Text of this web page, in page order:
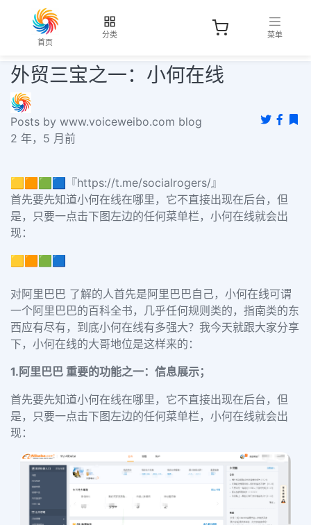
首页
分类 菜单
外贸三宝之一：小何在线
Posts by www.voiceweibo.com blog
2 年，5 月前
🟨🟧🟩🟦『https://t.me/socialrogers/』
首先要先知道小何在线在哪里，它不直接出现在后台，但
是，只要一点击下图左边的任何菜单栏，小何在线就会出
现：
🟨🟧🟩🟦
对阿里巴巴 了解的人首先是阿里巴巴自己，小何在线可谓
一个阿里巴巴的百科全书，几乎任何规则类的，指南类的东
西应有尽有，到底小何在线有多强大？我今天就跟大家分享
下，小何在线的大哥地位是这样来的：
1.阿里巴巴 重要的功能之一：信息展示；
首先要先知道小何在线在哪里，它不直接出现在后台，但
是，只要一点击下图左边的任何菜单栏，小何在线就会出
现：